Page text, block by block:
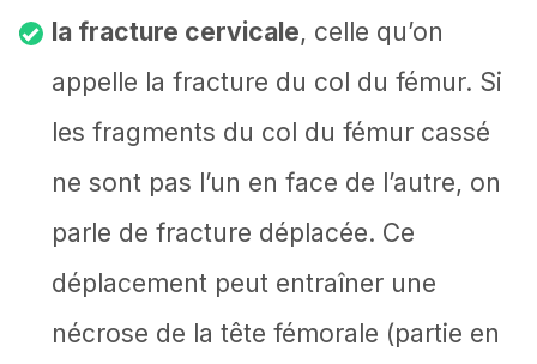
la fracture cervicale, celle qu’on
appelle la fracture du col du fémur. Si
les fragments du col du fémur cassé
ne sont pas l’un en face de l’autre, on
parle de fracture déplacée. Ce
déplacement peut entraîner une
nécrose de la tête fémorale (partie en